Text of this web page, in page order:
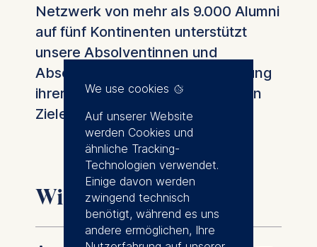
Netzwerk von mehr als 9.000 Alumni
auf fünf Kontinenten unterstützt
unsere Absolventinnen und
Absolventen bei der Verwirklichung
ihrer persönlichen und beruflichen
Ziele.
Wichtige Netzwerke
We use cookies
Auf unserer Website
werden Cookies und
ähnliche Tracking-
Technologien verwendet.
Einige davon werden
zwingend technisch
benötigt, während es uns
andere ermöglichen, Ihre